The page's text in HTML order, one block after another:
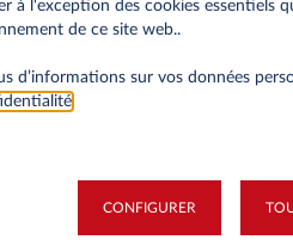
à l'exception des cookies essentiels
de ce site web..
d’informations sur vos données
CONFIGURER